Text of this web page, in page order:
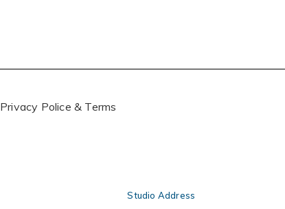
Privacy Police & Terms
Studio Address